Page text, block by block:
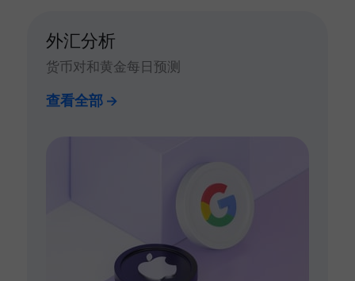
外汇分析
货币对和黄金每日预测
查看全部